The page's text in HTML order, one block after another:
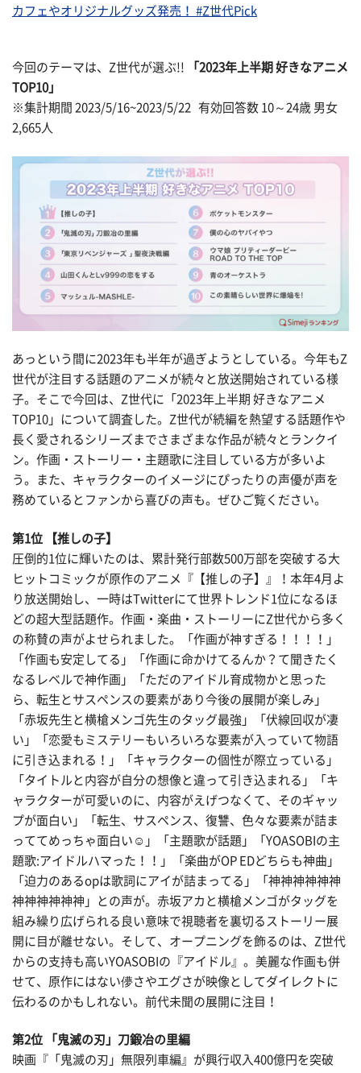
カフェやオリジナルグッズ発売！ #Z世代Pick
今回のテーマは、Z世代が選ぶ!!
「2023年上半期 好きなアニメ
TOP10」
※集計期間 2023/5/16~2023/5/22 有効回答数 10～24歳 男女
2,665人
あっという間に2023年も半年が過ぎようとしている。今年もZ
世代が注目する話題のアニメが続々と放送開始されている様
子。そこで今回は、Z世代に「2023年上半期 好きなアニメ
TOP10」について調査した。Z世代が続編を熱望する話題作や
長く愛されるシリーズまでさまざまな作品が続々とランクイ
ン。作画・ストーリー・主題歌に注目している方が多いよ
う。また、キャラクターのイメージにぴったりの声優が声を
務めているとファンから喜びの声も。ぜひご覧ください。
第1位 【推しの子】
圧倒的1位に輝いたのは、累計発行部数500万部を突破する大
ヒットコミックが原作のアニメ『【推しの子】』！本年4月よ
り放送開始し、一時はTwitterにて世界トレンド1位になるほ
どの超大型話題作。作画・楽曲・ストーリーにZ世代から多く
の称賛の声がよせられました。「作画が神すぎる！！！！」
「作画も安定してる」「作画に命かけてるんか？て聞きたく
なるレベルで神作画」「ただのアイドル育成物かと思った
ら、転生とサスペンスの要素があり今後の展開が楽しみ」
「赤坂先生と横槍メンゴ先生のタッグ最強」「伏線回収が凄
い」「恋愛もミステリーもいろいろな要素が入っていて物語
に引き込まれる！」「キャラクターの個性が際立っている」
「タイトルと内容が自分の想像と違って引き込まれる」「キ
ャラクターが可愛いのに、内容がえげつなくて、そのギャッ
プが面白い」「転生、サスペンス、復讐、色々な要素が詰ま
っててめっちゃ面白い☺️」「主題歌が話題」「YOASOBIの主
題歌:アイドルハマった！！」「楽曲がOP EDどちらも神曲」
「迫力のあるopは歌詞にアイが詰まってる」「神神神神神神
神神神神神神」との声が。赤坂アカと横槍メンゴがタッグを
組み繰り広げられる良い意味で視聴者を裏切るストーリー展
開に目が離せない。そして、オープニングを飾るのは、Z世代
からの支持も高いYOASOBIの『アイドル』。美麗な作画も併
せて、原作にはない儚さやエグさが映像としてダイレクトに
伝わるのかもしれない。前代未聞の展開に注目！
第2位 「鬼滅の刃」刀鍛冶の里編
映画『「鬼滅の刃」無限列車編』が興行収入400億円を突破